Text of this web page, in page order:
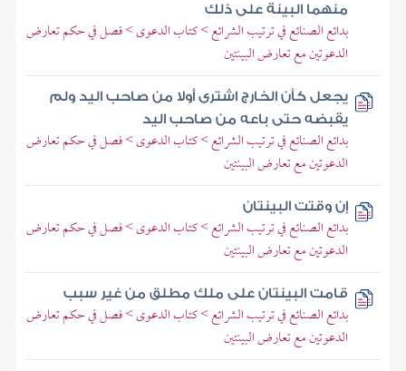
منهما البينة على ذلك
بدائع الصنائع في ترتيب الشرائع > كتاب الدعوى > فصل في حكم تعارض
الدعوتين مع تعارض البينتين
يجعل كأن الخارج اشترى أولا من صاحب اليد ولم
يقبضه حتى باعه من صاحب اليد
بدائع الصنائع في ترتيب الشرائع > كتاب الدعوى > فصل في حكم تعارض
الدعوتين مع تعارض البينتين
إن وقتت البينتان
بدائع الصنائع في ترتيب الشرائع > كتاب الدعوى > فصل في حكم تعارض
الدعوتين مع تعارض البينتين
قامت البينتان على ملك مطلق من غير سبب
بدائع الصنائع في ترتيب الشرائع > كتاب الدعوى > فصل في حكم تعارض
الدعوتين مع تعارض البينتين